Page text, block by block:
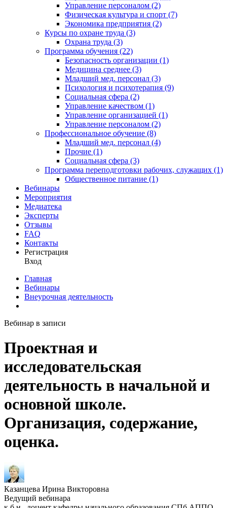
Управление персоналом (2)
Физическая культура и спорт (7)
Экономика предприятия (2)
Курсы по охране труда (3)
Охрана труда (3)
Программа обучения (22)
Безопасность организации (1)
Медицина среднее (3)
Младший мед. персонал (3)
Психология и психотерапия (9)
Социальная сфера (2)
Управление качеством (1)
Управление организацией (1)
Управление персоналом (2)
Профессиональное обучение (8)
Младший мед. персонал (4)
Прочие (1)
Социальная сфера (3)
Программа переподготовки рабочих, служащих (1)
Общественное питание (1)
Вебинары
Мероприятия
Медиатека
Эксперты
Отзывы
FAQ
Контакты
Регистрация
Вход
Главная
Вебинары
Внеурочная деятельность
Вебинар в записи
Проектная и
исследовательская
деятельность в начальной и
основной школе.
Организация, содержание,
оценка.
Казанцева Ирина Викторовна
Ведущий вебинара